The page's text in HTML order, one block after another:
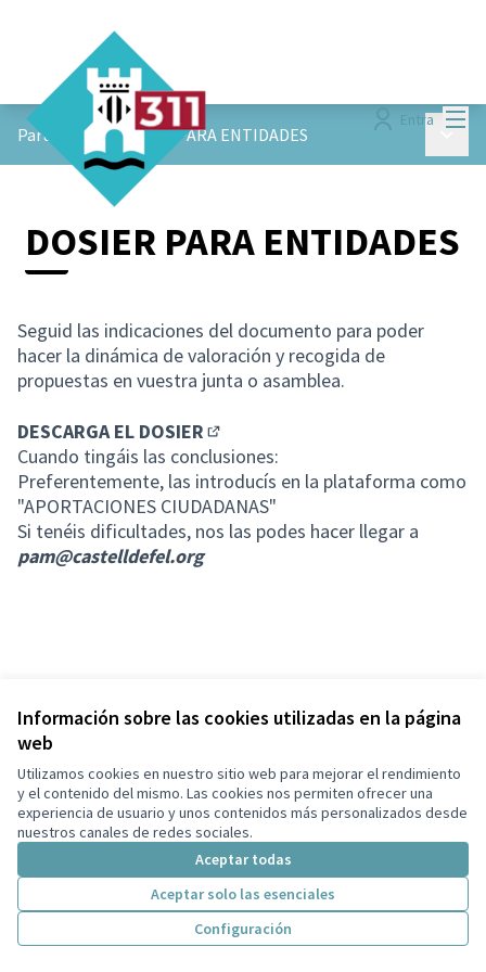
Información sobre las cookies utilizadas en la página
web
Utilizamos cookies en nuestro sitio web para mejorar el rendimiento
y el contenido del mismo. Las cookies nos permiten ofrecer una
experiencia de usuario y unos contenidos más personalizados desde
nuestros canales de redes sociales.
Aceptar todas
Aceptar solo las esenciales
Configuración
Entra
ParticiPAM!/DOSIER PARA ENTIDADES
DOSIER PARA ENTIDADES
Seguid las indicaciones del documento para poder
hacer la dinámica de valoración y recogida de
propuestas en vuestra junta o asamblea.
DESCARGA EL DOSIER
(Abrir en una pestaña nueva)
Cuando tingáis las conclusiones:
Preferentemente, las introducís en la plataforma como
"APORTACIONES CIUDADANAS"
Si tenéis dificultades, nos las podes hacer llegar a
pam@castelldefel.org
Términos y condiciones de uso
Configuración de cookies
Ayuntamiento de Castelldefels en X
(Enlace externo)
Ayuntamiento de Castelldefels en Facebook
(Enlace externo)
Ayuntamiento de Castelldefels en Instagram
(Enlace externo)
Ayuntamiento de Castelldefels en YouTube
(Enlace externo)
Castellano
Triar la llenguaElegir el idioma
Web creada consoftware libre .
Con licencia
(Enlace